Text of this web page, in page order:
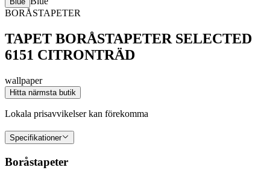
BORÅSTAPETER
TAPET BORÅSTAPETER SELECTED
6151 CITRONTRÄD
wallpaper
Hitta närmsta butik
Lokala prisavvikelser kan förekomma
Specifikationer
Boråstapeter